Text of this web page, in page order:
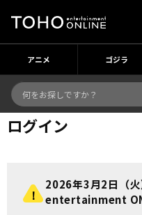
アニメ ゴジラ
ログイン
2026年3月2日（
entertainment